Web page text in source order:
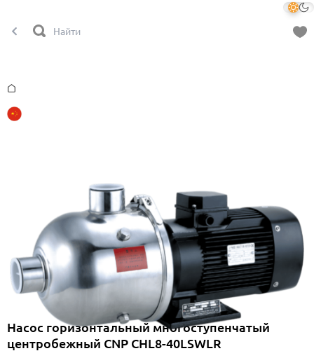
Насос горизонтальный многоступенчатый
центробежный CNP CHL8-40LSWLR